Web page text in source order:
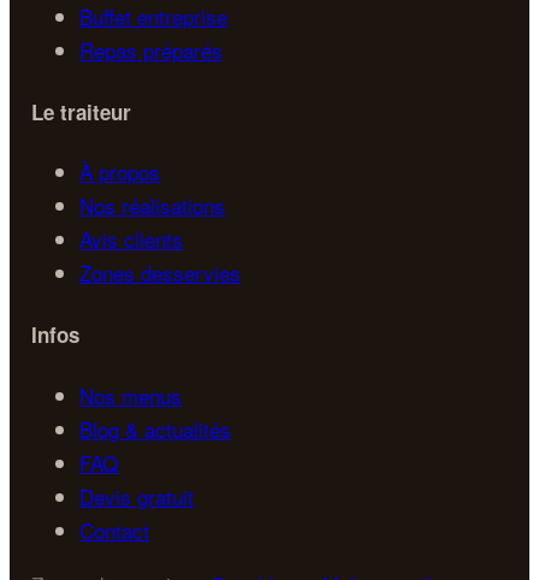
Buffet entreprise
Repas préparés
Le traiteur
À propos
Nos réalisations
Avis clients
Zones desservies
Infos
Nos menus
Blog & actualités
FAQ
Devis gratuit
Contact